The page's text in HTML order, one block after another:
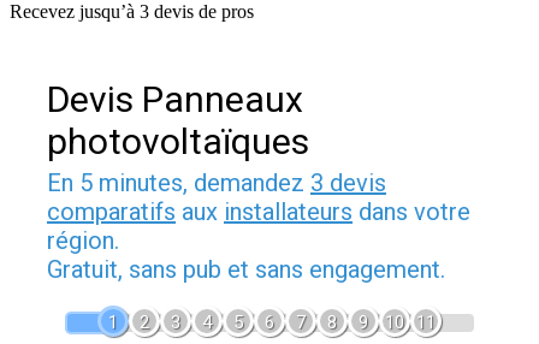
Recevez jusqu’à 3 devis de pros
Devis Panneaux
photovoltaïques
En 5 minutes, demandez 3 devis
comparatifs aux installateurs dans votre
région.
Gratuit, sans pub et sans engagement.
1 2 3 4 5 6 7 8 9 10 11